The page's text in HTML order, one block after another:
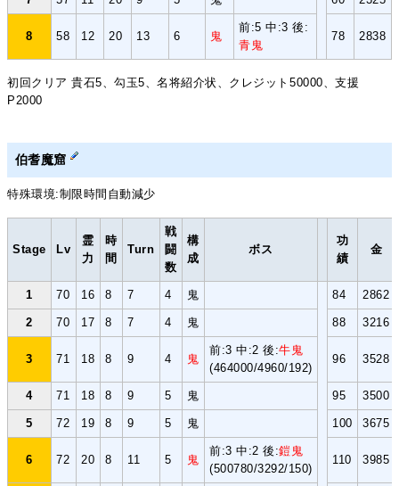
8 58 12 20 13 6 鬼
前:5 中:3 後:
青鬼
78 2838
初回クリア 貴石5、勾玉5、名将紹介状、クレジット50000、支援
P2000
伯耆魔窟
特殊環境:制限時間自動減少
Stage Lv
霊
力
時
間
Turn
戦
闘
数
構
成
ボス
功
績
金
1 70 16 8 7 4 鬼 84 2862
2 70 17 8 7 4 鬼 88 3216
3 71 18 8 9 4 鬼
前:3 中:2 後:牛鬼
(464000/4960/192)
96 3528
4 71 18 8 9 5 鬼 95 3500
5 72 19 8 9 5 鬼 100 3675
6 72 20 8 11 5 鬼
前:3 中:2 後:鎧鬼
(500780/3292/150)
110 3985